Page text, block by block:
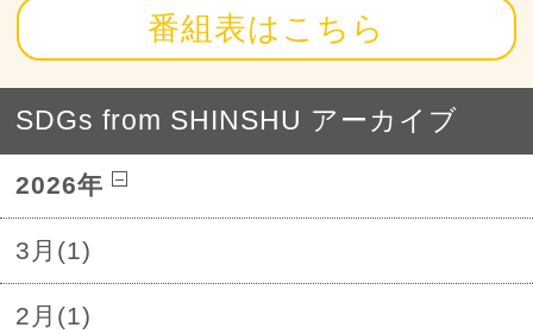
番組表はこちら
SDGs from SHINSHU アーカイブ
2026年
3月(1)
2月(1)